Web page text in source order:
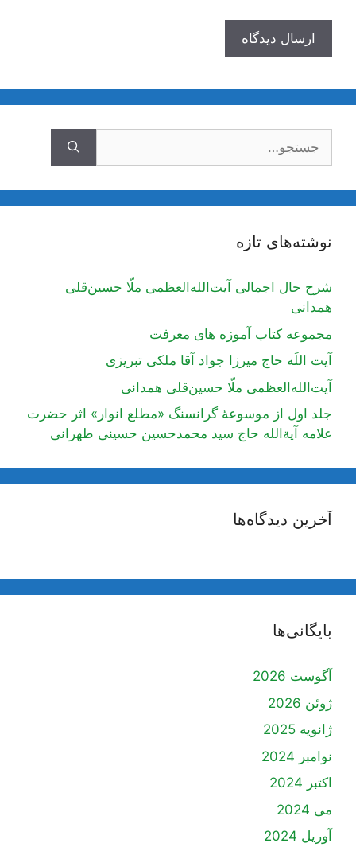
نوشته‌های تازه
شرح حال اجمالی آیت‌الله‌العظمی ملّا حسین‌قلی
همدانی
مجموعه کتاب آموزه های معرفت
آیت اللَه حاج میرزا جواد آقا ملکی تبریزی
آیت‌الله‌العظمی ملّا حسین‌قلی همدانی
جلد اول از موسوعۀ گرانسنگ «مطلع انوار» اثر حضرت
علامه آیة‌الله حاج سید محمدحسین حسینی طهرانی
آخرین دیدگاه‌ها
بایگانی‌ها
آگوست 2026
ژوئن 2026
ژانویه 2025
نوامبر 2024
اکتبر 2024
می 2024
آوریل 2024